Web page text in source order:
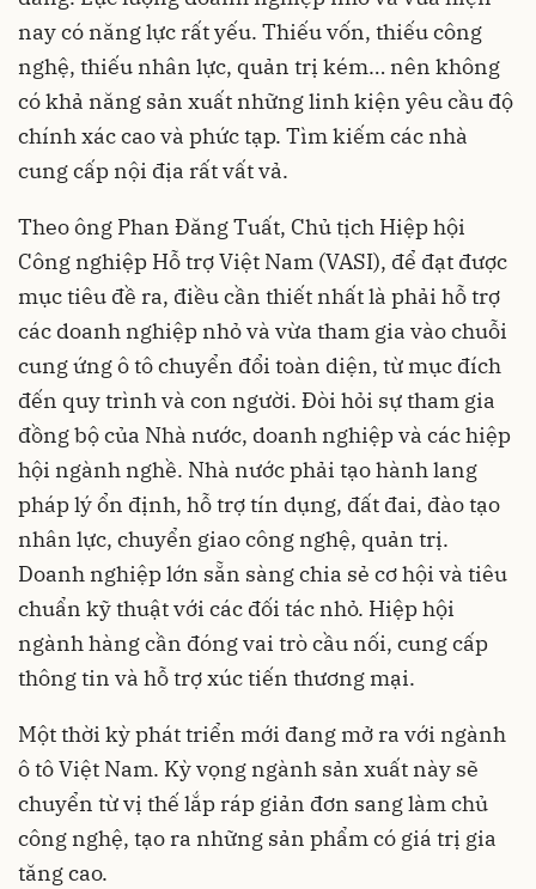
nay có năng lực rất yếu. Thiếu vốn, thiếu công
nghệ, thiếu nhân lực, quản trị kém… nên không
có khả năng sản xuất những linh kiện yêu cầu độ
chính xác cao và phức tạp. Tìm kiếm các nhà
cung cấp nội địa rất vất vả.
Theo ông Phan Đăng Tuất, Chủ tịch Hiệp hội
Công nghiệp Hỗ trợ Việt Nam (VASI), để đạt được
mục tiêu đề ra, điều cần thiết nhất là phải hỗ trợ
các doanh nghiệp nhỏ và vừa tham gia vào chuỗi
cung ứng ô tô chuyển đổi toàn diện, từ mục đích
đến quy trình và con người. Đòi hỏi sự tham gia
đồng bộ của Nhà nước, doanh nghiệp và các hiệp
hội ngành nghề. Nhà nước phải tạo hành lang
pháp lý ổn định, hỗ trợ tín dụng, đất đai, đào tạo
nhân lực, chuyển giao công nghệ, quản trị.
Doanh nghiệp lớn sẵn sàng chia sẻ cơ hội và tiêu
chuẩn kỹ thuật với các đối tác nhỏ. Hiệp hội
ngành hàng cần đóng vai trò cầu nối, cung cấp
thông tin và hỗ trợ xúc tiến thương mại.
Một thời kỳ phát triển mới đang mở ra với ngành
ô tô Việt Nam. Kỳ vọng ngành sản xuất này sẽ
chuyển từ vị thế lắp ráp giản đơn sang làm chủ
công nghệ, tạo ra những sản phẩm có giá trị gia
tăng cao.